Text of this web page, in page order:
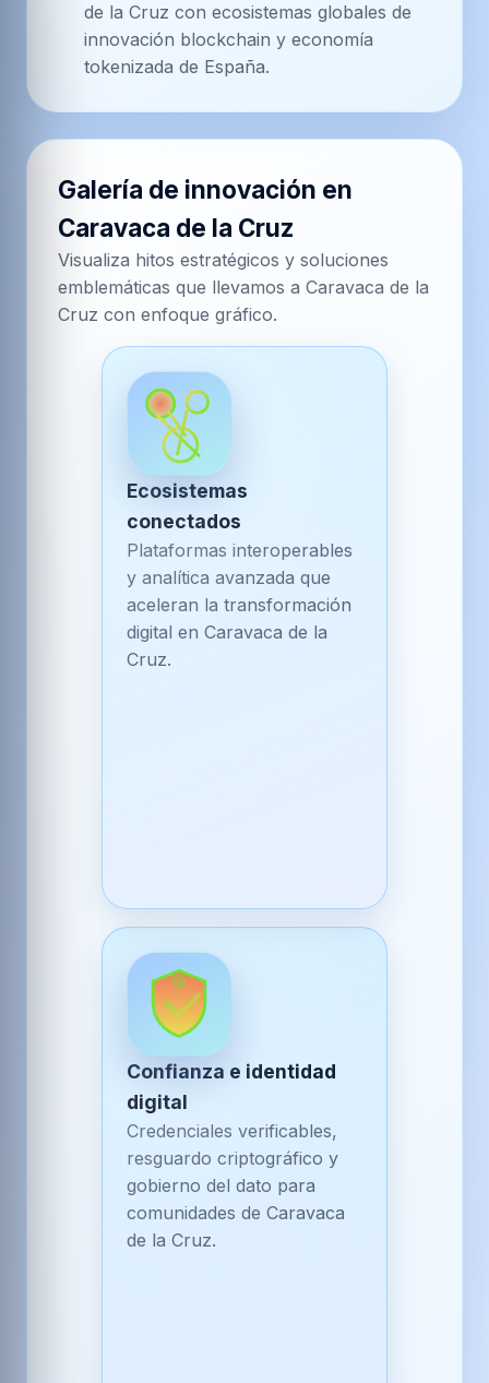
de la Cruz con ecosistemas globales de
innovación blockchain y economía
tokenizada de España.
Galería de innovación en
Caravaca de la Cruz
Visualiza hitos estratégicos y soluciones
emblemáticas que llevamos a Caravaca de la
Cruz con enfoque gráfico.
Ecosistemas
conectados
Plataformas interoperables
y analítica avanzada que
aceleran la transformación
digital en Caravaca de la
Cruz.
Confianza e identidad
digital
Credenciales verificables,
resguardo criptográfico y
gobierno del dato para
comunidades de Caravaca
de la Cruz.